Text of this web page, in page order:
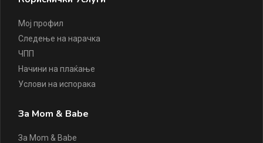
Мој профил
Следење на нарачка
ЧПП
Начини на плаќање
Услови на испорака
За Mom & Babe
За Mom & Babe